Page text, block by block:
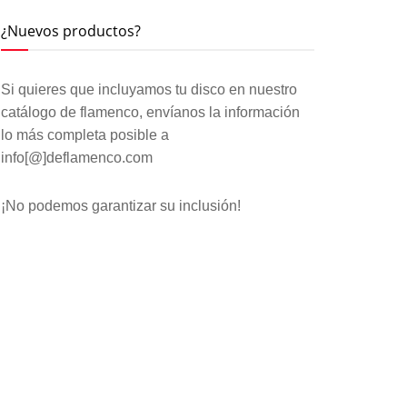
¿Nuevos productos?
Si quieres que incluyamos tu disco en nuestro
catálogo de flamenco, envíanos la información
lo más completa posible a
info[@]deflamenco.com
¡No podemos garantizar su inclusión!